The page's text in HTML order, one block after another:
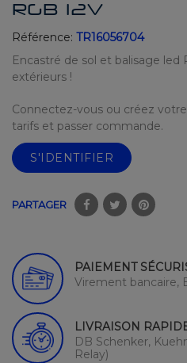
RGB 12V
Référence: TR16056704
Encastré de sol et balisage
extérieurs !
Connectez-vous ou créez
tarifs et passer commande.
S'IDENTIFIER
PARTAGER
PAIEMENT
Virement bancaire,
LIVRAISON
DB Schenker,
Relay)